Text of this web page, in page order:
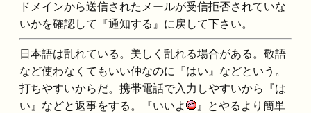
ドメインから送信されたメールが受信拒否されていな
いかを確認して『通知する』に戻して下さい。
日本語は乱れている。美しく乱れる場合がある。敬語
など使わなくてもいい仲なのに『はい』などという。
打ちやすいからだ。携帯電話で入力しやすいから『は
い』などと返事をする。『いいよ
』とやるより簡単